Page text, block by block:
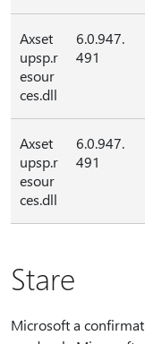
Axset
upsp.r
esour
ces.dll
6.0.947.
491
Axset
upsp.r
esour
ces.dll
6.0.947.
491
Stare
Microsoft a